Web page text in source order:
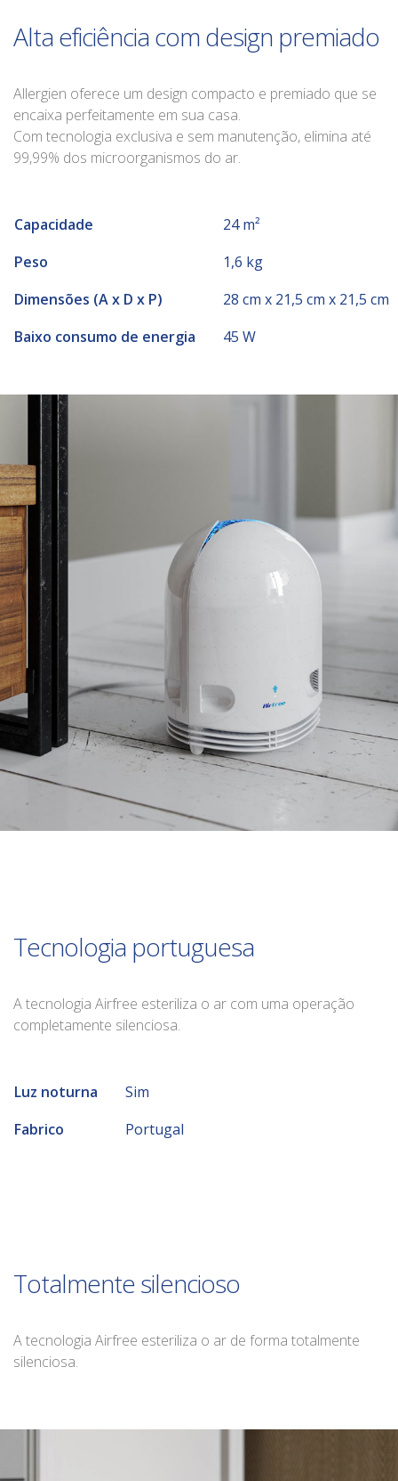
Alta eficiência com design premiado
Allergien oferece um design compacto e premiado que se
encaixa perfeitamente em sua casa.
Com tecnologia exclusiva e sem manutenção, elimina até
99,99% dos microorganismos do ar.
Capacidade
24 m²
Peso
1,6 kg
Dimensões (A x D x P)
28 cm x 21,5 cm x 21,5 cm
Baixo consumo de energia
45 W
Tecnologia portuguesa
A tecnologia Airfree esteriliza o ar com uma operação
completamente silenciosa.
Luz noturna
Sim
Fabrico
Portugal
Totalmente silencioso
A tecnologia Airfree esteriliza o ar de forma totalmente
silenciosa.